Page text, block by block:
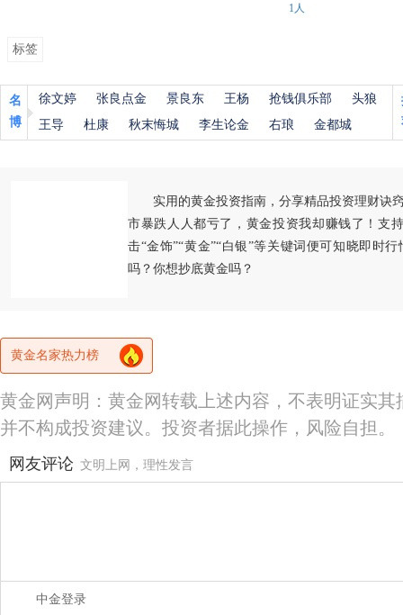
1人
标签
名
博
徐文婷 张良点金 景良东 王杨 抢钱俱乐部
头狼
王导
杜康 秋末悔城 李生论金 右琅 金都城
实用的黄金投资指南，分享精品投资理财诀
市暴跌人人都亏了，黄金投资我却赚钱了！支
击“金饰”“黄金”“白银”等关键词便可知晓即时
吗？你想抄底黄金吗？
黄金名家热力榜
黄金网声明：黄金网转载上述内容，不表明证实
并不构成投资建议。投资者据此操作，风险自担。
网友评论 文明上网，理性发言
中金登录